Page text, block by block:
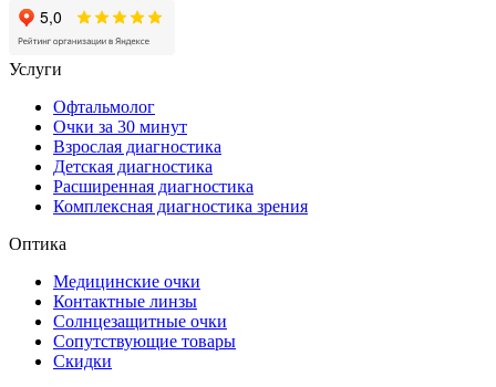
Услуги
Офтальмолог
Очки за 30 минут
Взрослая диагностика
Детская диагностика
Расширенная диагностика
Комплексная диагностика зрения
Оптика
Медицинские очки
Контактные линзы
Солнцезащитные очки
Сопутствующие товары
Скидки